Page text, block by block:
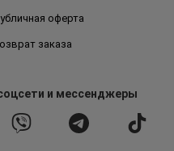
оферта
заказа
и мессенджеры